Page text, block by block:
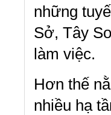
những
Sở, Tây
làm việc.
Hơn thế
nhiều hạ